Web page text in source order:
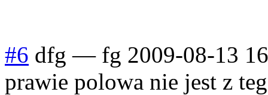
#6 dfg — fg 2009-08-13
prawie polowa nie jest z